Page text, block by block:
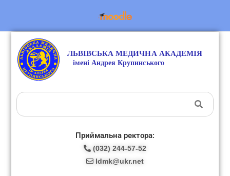
Приймальна ректора:
(032) 244-57-52
ldmk@ukr.net